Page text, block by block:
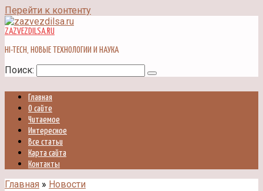
Перейти к контенту
ZAZVEZDILSA.RU
HI-TECH, НОВЫЕ ТЕХНОЛОГИИ И НАУКА
Поиск:
Главная
О сайте
Читаемое
Интересное
Все статьи
Карта сайта
Контакты
Главная » Новости